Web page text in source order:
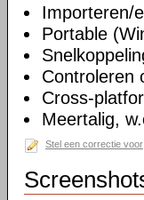
Importeren/
Portable
Controleren
Cross-
Meertalig,
Stel een correctie voor